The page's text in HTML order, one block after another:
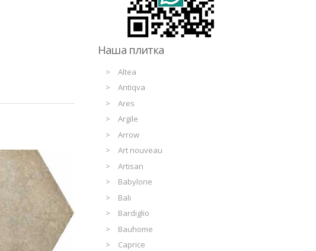
Наша плитка
Altea
Antiqva
Ares
Argile
Arrow
Art nouveau
Artisan
Babylone
Bali
Bardiglio
Bauhome
Caprice